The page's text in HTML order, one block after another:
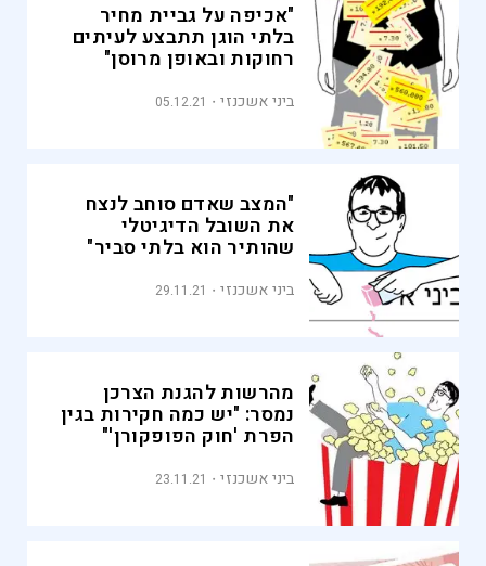
"אכיפה על גביית מחיר
בלתי הוגן תתבצע לעיתים
רחוקות ובאופן מרוסן"
ביני אשכנזי 05.12.21
"המצב שאדם סוחב לנצח
את השובל הדיגיטלי
שהותיר הוא בלתי סביר"
ביני אשכנזי 29.11.21
מהרשות להגנת הצרכן
נמסר: "יש כמה חקירות בגין
הפרת 'חוק הפופקורן'"
ביני אשכנזי 23.11.21